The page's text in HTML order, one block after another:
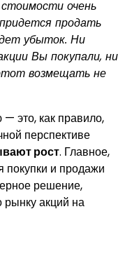
очень
продать
убыток. Ни
Вы покупали, ни
возмещать не
это, как правило,
перспективе
рост. Главное,
и продажи
решение,
рынку акций на